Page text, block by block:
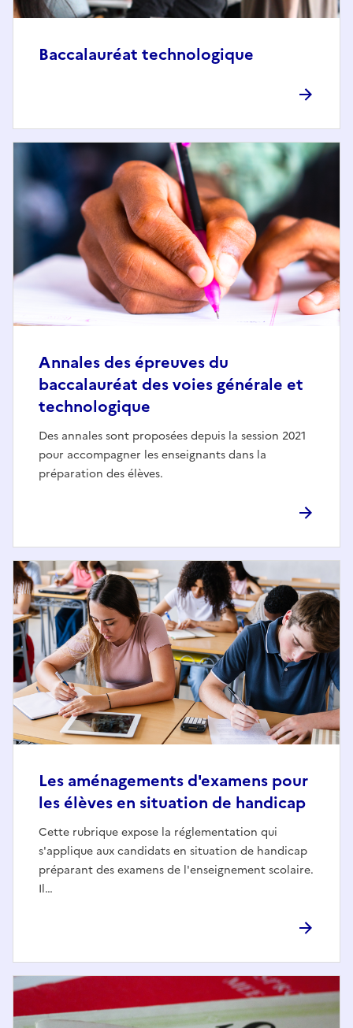
Baccalauréat technologique
Annales des épreuves du
baccalauréat des voies générale et
technologique
Des annales sont proposées depuis la session 2021
pour accompagner les enseignants dans la
préparation des élèves.
Les aménagements d'examens pour
les élèves en situation de handicap
Cette rubrique expose la réglementation qui
s'applique aux candidats en situation de handicap
préparant des examens de l'enseignement scolaire.
Il…